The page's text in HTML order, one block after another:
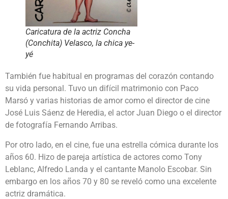
Caricatura de la actriz Concha
(Conchita) Velasco, la chica ye-
yé
También fue habitual en programas del corazón contando
su vida personal. Tuvo un difícil matrimonio con Paco
Marsó y varias historias de amor como el director de cine
José Luis Sáenz de Heredia, el actor Juan Diego o el director
de fotografía Fernando Arribas.
Por otro lado, en el cine, fue una estrella cómica durante los
años 60. Hizo de pareja artística de actores como Tony
Leblanc, Alfredo Landa y el cantante Manolo Escobar. Sin
embargo en los años 70 y 80 se reveló como una excelente
actriz dramática.